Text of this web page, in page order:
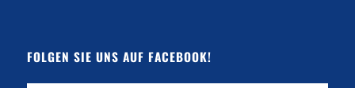
FOLGEN SIE UNS AUF FACEBOOK!